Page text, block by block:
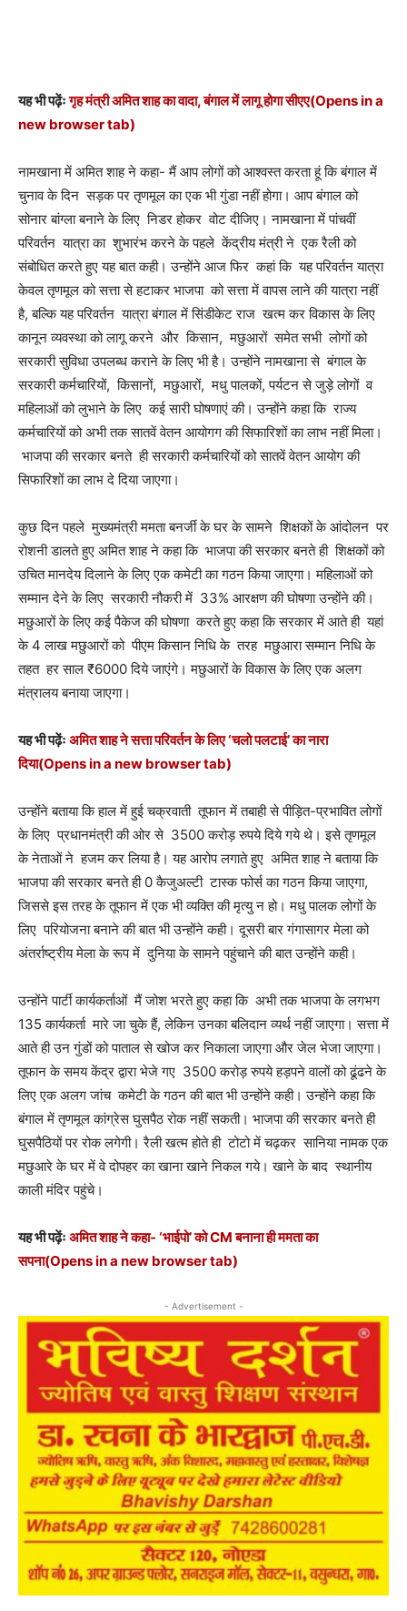
यह भी पढ़ेंःगृह मंत्री अमित शाह का वादा, बंगाल में लागू होगा सीएए(Opens in a
new browser tab)
नामखाना में अमित शाह ने कहा- मैं आप लोगों को आश्वस्त करता हूं कि बंगाल में
चुनाव के दिन सड़क पर तृणमूल का एक भी गुंडा नहीं होगा। आप बंगाल को
सोनार बांग्ला बनाने के लिए निडर होकर वोट दीजिए। नामखाना में पांचवीं
परिवर्तन यात्रा का शुभारंभ करने के पहले केंद्रीय मंत्री ने एक रैली को
संबोधित करते हुए यह बात कही। उन्होंने आज फिर कहां कि यह परिवर्तन यात्रा
केवल तृणमूल को सत्ता से हटाकर भाजपा को सत्ता में वापस लाने की यात्रा नहीं
है, बल्कि यह परिवर्तन यात्रा बंगाल में सिंडीकेट राज खत्म कर विकास के लिए
कानून व्यवस्था को लागू करने और किसान, मछुआरों समेत सभी लोगों को
सरकारी सुविधा उपलब्ध कराने के लिए भी है। उन्होंने नामखाना से बंगाल के
सरकारी कर्मचारियों, किसानों, मछुआरों, मधु पालकों, पर्यटन से जुड़े लोगों व
महिलाओं को लुभाने के लिए कई सारी घोषणाएं की। उन्होंने कहा कि राज्य
कर्मचारियों को अभी तक सातवें वेतन आयोगग की सिफारिशों का लाभ नहीं मिला।
भाजपा की सरकार बनते ही सरकारी कर्मचारियों को सातवें वेतन आयोग की
सिफारिशों का लाभ दे दिया जाएगा।
कुछ दिन पहले मुख्यमंत्री ममता बनर्जी के घर के सामने शिक्षकों के आंदोलन पर
रोशनी डालते हुए अमित शाह ने कहा कि भाजपा की सरकार बनते ही शिक्षकों को
उचित मानदेय दिलाने के लिए एक कमेटी का गठन किया जाएगा। महिलाओं को
सम्मान देने के लिए सरकारी नौकरी में 33% आरक्षण की घोषणा उन्होंने की।
मछुआरों के लिए कई पैकेज की घोषणा करते हुए कहा कि सरकार में आते ही यहां
के 4 लाख मछुआरों को पीएम किसान निधि के तरह मछुआरा सम्मान निधि के
तहत हर साल ₹6000 दिये जाएंगे। मछुआरों के विकास के लिए एक अलग
मंत्रालय बनाया जाएगा।
यह भी पढ़ेंः अमित शाह ने सत्ता परिवर्तन के लिए ‘चलो पलटाई’ का नारा
दिया(Opens in a new browser tab)
उन्होंने बताया कि हाल में हुई चक्रवाती तूफान में तबाही से पीड़ित-प्रभावित लोगों
के लिए प्रधानमंत्री की ओर से 3500 करोड़ रुपये दिये गये थे। इसे तृणमूल
के नेताओं ने हजम कर लिया है। यह आरोप लगाते हुए अमित शाह ने बताया कि
भाजपा की सरकार बनते ही 0 कैजुअल्टी टास्क फोर्स का गठन किया जाएगा,
जिससे इस तरह के तूफान में एक भी व्यक्ति की मृत्यु न हो। मधु पालक लोगों के
लिए परियोजना बनाने की बात भी उन्होंने कही। दूसरी बार गंगासागर मेला को
अंतर्राष्ट्रीय मेला के रूप में दुनिया के सामने पहुंचाने की बात उन्होंने कही।
उन्होंने पार्टी कार्यकर्ताओं मैं जोश भरते हुए कहा कि अभी तक भाजपा के लगभग
135 कार्यकर्ता मारे जा चुके हैं, लेकिन उनका बलिदान व्यर्थ नहीं जाएगा। सत्ता में
आते ही उन गुंडों को पाताल से खोज कर निकाला जाएगा और जेल भेजा जाएगा।
तूफान के समय केंद्र द्वारा भेजे गए 3500 करोड़ रुपये हड़पने वालों को ढूंढने के
लिए एक अलग जांच कमेटी के गठन की बात भी उन्होंने कही। उन्होंने कहा कि
बंगाल में तृणमूल कांग्रेस घुसपैठ रोक नहीं सकती। भाजपा की सरकार बनते ही
घुसपैठियों पर रोक लगेगी। रैली खत्म होते ही टोटो में चढ़कर सानिया नामक एक
मछुआरे के घर में वे दोपहर का खाना खाने निकल गये। खाने के बाद स्थानीय
काली मंदिर पहुंचे।
यह भी पढ़ेंः अमित शाह ने कहा- ‘भाईपो’ को CM बनाना ही ममता का
सपना(Opens in a new browser tab)
- Advertisement -